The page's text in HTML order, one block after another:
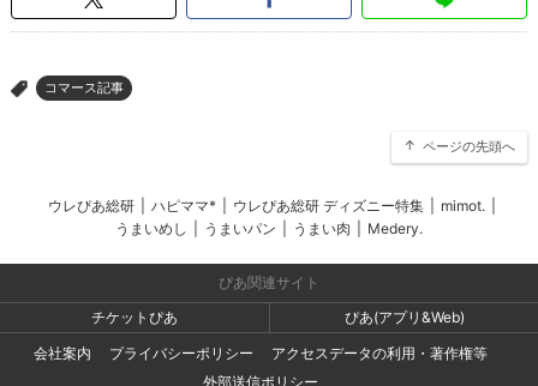
> コマース記事
ページの先頭へ
ウレぴあ総研 ハピママ* ウレぴあ総研 ディズニー特集 mimot.
うまいめし
うまいパン うまい肉 Medery.
ぴあ関連サイト
チケットぴあ
ぴあ(アプリ&Web)
会社案内
プライバシーポリシー
アクセスデータの利用・著作権等
外部送信ポリシー